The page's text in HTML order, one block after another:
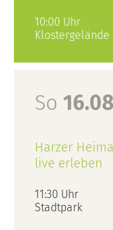
10:00 Uhr
Klostergelände
So
Harzer
live erleben
11:30 Uhr
Stadtpark